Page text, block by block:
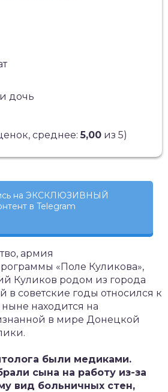
дочь
среднее:5,00из 5)
на ЭКСКЛЮЗИВНЫЙ
в Telegram
армия
«Поле Куликова»,
Куликов родом из города
в советские годы относился к
находится на
в мире Донецкой
были медиками.
сына на работу из-за
вид больничных стен,